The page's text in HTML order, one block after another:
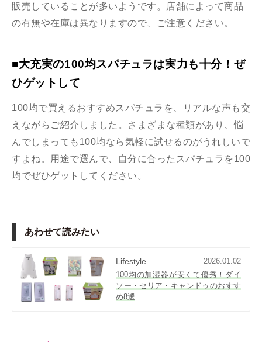
販売していることが多いようです。店舗によって商品
の有無や在庫は異なりますので、ご注意ください。
■大充実の100均スパチュラは実力も十分！ぜ
ひゲットして
100均で買えるおすすめスパチュラを、リアルな声も交
えながらご紹介しました。さまざまな種類があり、悩
んでしまっても100均なら気軽に試せるのがうれしいで
すよね。用途で選んで、自分に合ったスパチュラを100
均でぜひゲットしてください。
あわせて読みたい
Lifestyle
2026.01.02
100均の加湿器が安くて優秀！ダイ
ソー・セリア・キャンドゥのおすす
め8選